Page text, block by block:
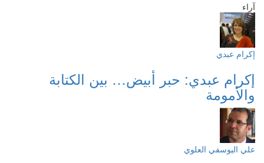
آراء
إكرام عبدي
إكرام عبدي: حبر أبيض… بين الكتابة
والأمومة
علي اليوسفي العلوي